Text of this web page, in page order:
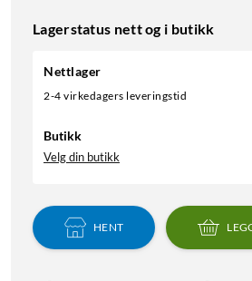
Lagerstatus nett og i butikk
Nettlager
2-4 virkedagers leveringstid
Butikk
Velg din butikk
HENT